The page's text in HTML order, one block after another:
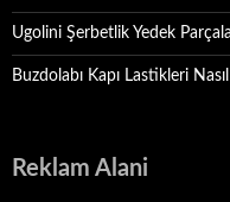
Ugolini Şerbetlik Yedek
Buzdolabı Kapı Lastikleri
Reklam Alani